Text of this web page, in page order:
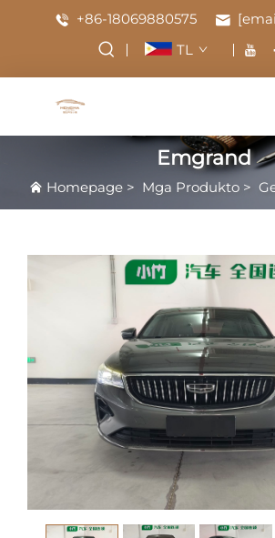
+86-18069880575
TL
Emgrand
Homepage> Mga Produkto>